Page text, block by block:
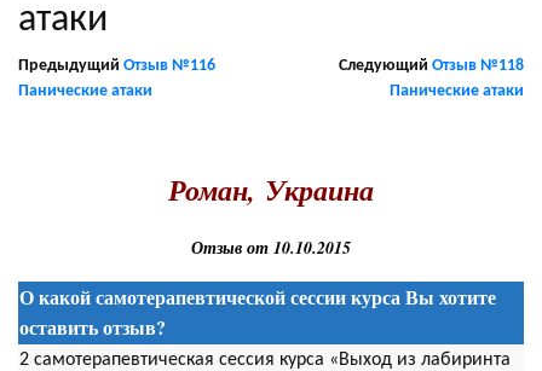
атаки
Предыдущий Отзыв №116
Панические атаки
Следующий Отзыв №118
Панические атаки
Роман, Украина
Отзыв от 10.10.2015
О какой самотерапевтической сессии курса Вы хотите
оставить отзыв?
2 самотерапевтическая сессия курса «Выход из лабиринта